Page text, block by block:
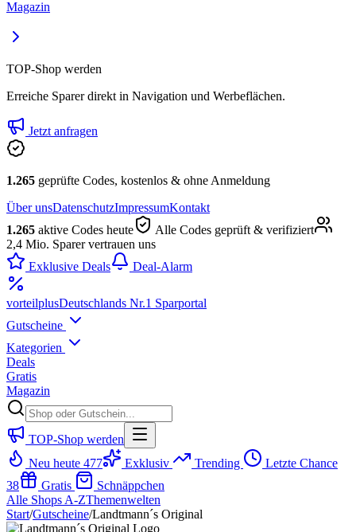
Magazin
TOP-Shop werden
Erreiche Sparer direkt in Navigation und Werbeflächen.
Jetzt anfragen
1.265 geprüfte Codes, kostenlos & ohne Anmeldung
Über unsDatenschutzImpressumKontakt
1.265 aktive Codes heute
Alle Codes geprüft & verifiziert
2,4 Mio. Sparer vertrauen uns
Exklusive Deals
Deal-Alarm
vorteilplusDeutschlands Nr.1 Sparportal
Gutscheine
Kategorien
Deals
Gratis
Magazin
TOP-Shop werden
Neu heute 477 Exklusiv Trending
Letzte Chance
38
Gratis
Schnäppchen
Alle Shops A-ZThemenwelten
Start/Gutscheine/Landtmann´s Original